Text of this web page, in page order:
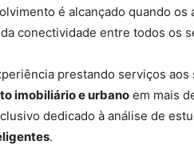
é alcançado quando
conectividade entre todos os
prestando serviços
imobiliário e urbano em mais
dedicado à análise de
.